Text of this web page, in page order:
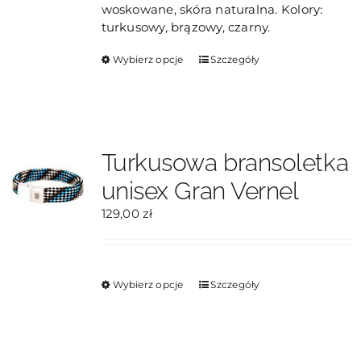
woskowane, skóra naturalna. Kolory:
turkusowy, brązowy, czarny.
Wybierz opcje
Ten
można
wybrać
na
Szczegóły
Turkusowa bransoletka
unisex Gran Vernel
129,00zł
Wybierz opcje
TenSzczegóły